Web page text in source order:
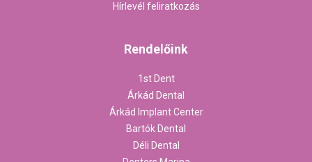
Hírlevél feliratkozás
Rendelőink
1st Dent
Árkád Dental
Árkád Implant Center
Bartók Dental
Déli Dental